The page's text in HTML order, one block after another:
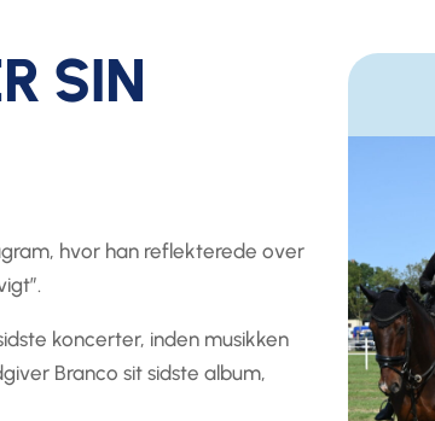
SIN
hvor han reflekterede over
koncerter, inden musikken
Branco sit sidste album,